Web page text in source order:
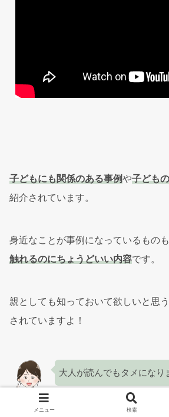
子どもにも関係のある事例や子ども
紹介されています。
身近なことが事例になっているものも
触れるのにちょうどいい内容です。
親としても知っておいて欲しいと思
されていますよ！
大人が読んでもタメになり
メニュー 検索